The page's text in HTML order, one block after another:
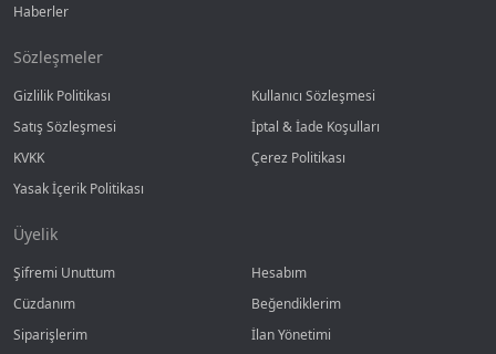
Haberler
Sözleşmeler
Gizlilik Politikası
Kullanıcı Sözleşmesi
Satış Sözleşmesi
İptal & İade Koşulları
KVKK
Çerez Politikası
Yasak İçerik Politikası
Üyelik
Şifremi Unuttum
Hesabım
Cüzdanım
Beğendiklerim
Siparişlerim
İlan Yönetimi